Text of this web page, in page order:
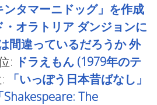
ンタマーニドッグ」を作成
・オラトリア ダンジョンに
間違っているだろうか 外
: ドラえもん (1979年のテ
「いっぽう日本昔ばなし」
「Shakespeare: The